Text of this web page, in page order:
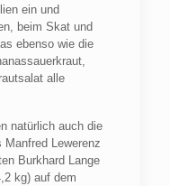
ein und
beim Skat und
ebenso wie die
alle
natürlich auch die
Lewerenz
Burkhard Lange
kg) auf dem